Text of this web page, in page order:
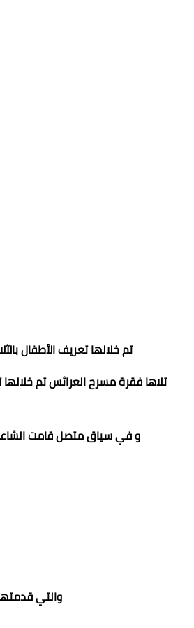
تم خلالها تعريف الأطفال
تلاها فقرة مسرح العرائس تم
و في سياق متصل قامت
والتي